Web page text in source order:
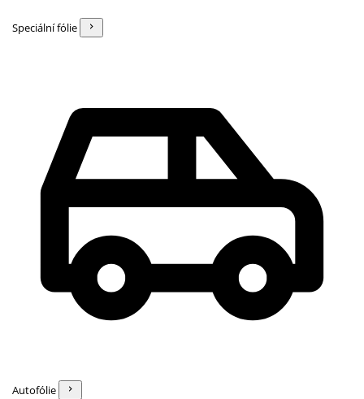
Speciální fólie
Autofólie